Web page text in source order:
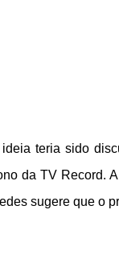
teria sido
da TV Record.
sugere que o